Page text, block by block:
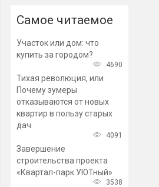
«Группа ЛСР» в I квартале
увеличила объем продаж в
Петербурге на 2%, до 8,6
рублей
Самое читаемое
Участок или дом: что
купить за городом?
4690
Тихая революция, или
Почему зумеры
отказываются от новых
квартир в пользу старых
дач
4091
Завершение
строительства проекта
«Квартал-парк УЮТный»
3538